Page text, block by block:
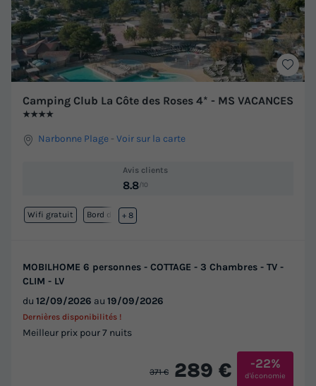
Camping Club La Côte des Roses 4* - MS VACANCES
★★★★
Narbonne Plage -Voir sur la carte
Avis clients
8.8/10
Wifi gratuit Bord de mer
+ 8
MOBILHOME 6 personnes - COTTAGE - 3 Chambres - TV -
CLIM - LV
du 12/09/2026 au 19/09/2026
Meilleur prix pour 7 nuits
Dernières disponibilités !
371 € 289 € -22%
d'économie